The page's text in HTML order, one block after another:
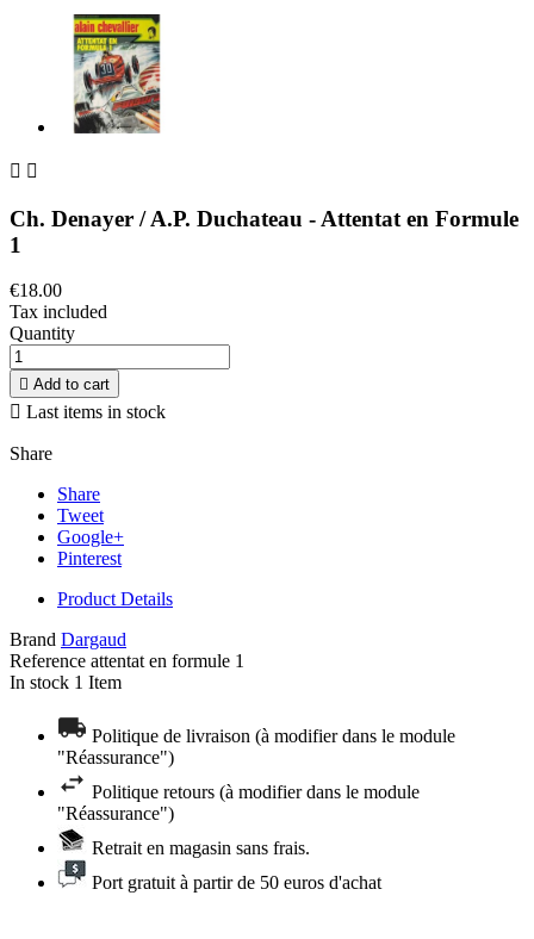
 
Ch. Denayer / A.P. Duchateau - Attentat en Formule
1
€18.00
Tax included
Quantity
 Add to cart
 Last items in stock
Share
Share
Tweet
Google+
Pinterest
Product Details
Brand Dargaud
Reference attentat en formule 1
In stock 1 Item
Politique de livraison (à modifier dans le module
"Réassurance")
Politique retours (à modifier dans le module
"Réassurance")
Retrait en magasin sans frais.
Port gratuit à partir de 50 euros d'achat